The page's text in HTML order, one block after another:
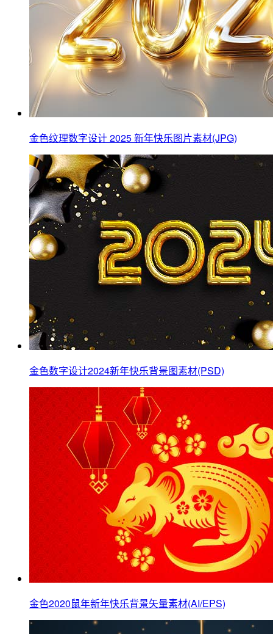
金色纹理数字设计 2025 新年快乐图片素材(JPG)
金色数字设计2024新年快乐背景图素材(PSD)
金色2020鼠年新年快乐背景矢量素材(AI/EPS)